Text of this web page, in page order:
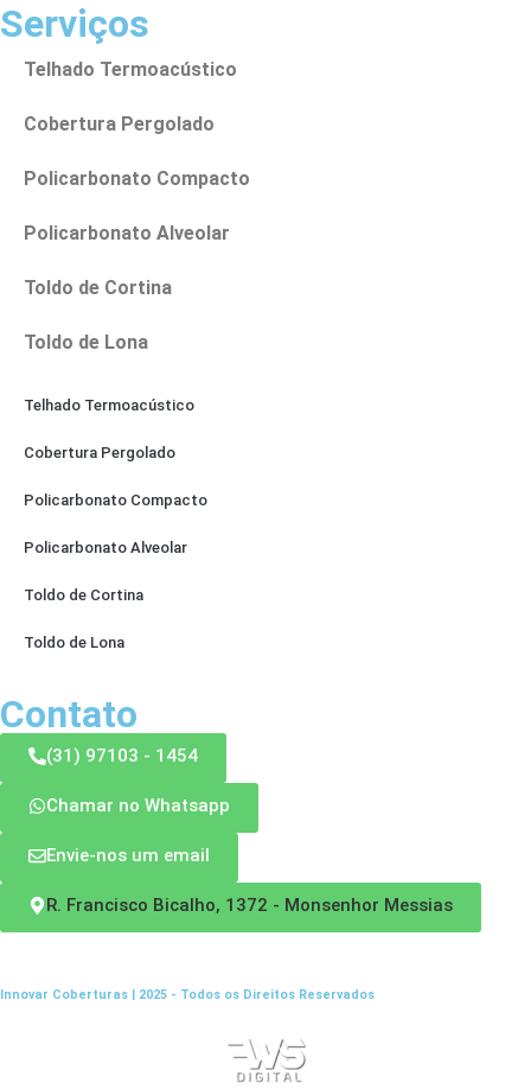
Serviços
Telhado Termoacústico
Cobertura Pergolado
Policarbonato Compacto
Policarbonato Alveolar
Toldo de Cortina
Toldo de Lona
Telhado Termoacústico
Cobertura Pergolado
Policarbonato Compacto
Policarbonato Alveolar
Toldo de Cortina
Toldo de Lona
Contato
(31) 97103 - 1454
Chamar no Whatsapp
Envie-nos um email
R. Francisco Bicalho, 1372 - Monsenhor Messias
Innovar Coberturas | 2025 - Todos os Direitos Reservados